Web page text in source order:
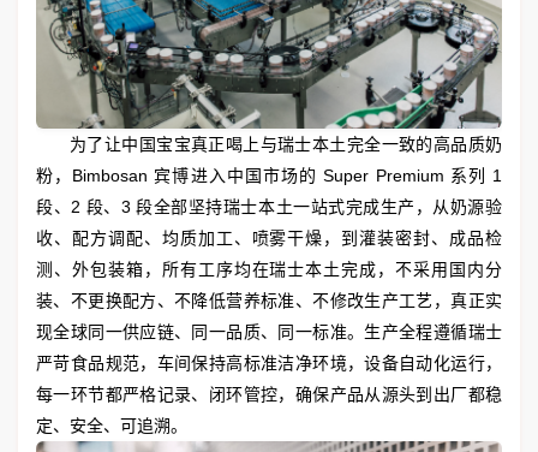
为了让中国宝宝真正喝上与瑞士本土完全一致的高品质奶
粉，Bimbosan 宾博进入中国市场的 Super Premium 系列 1
段、2 段、3 段全部坚持瑞士本土一站式完成生产，从奶源验
收、配方调配、均质加工、喷雾干燥，到灌装密封、成品检
测、外包装箱，所有工序均在瑞士本土完成，不采用国内分
装、不更换配方、不降低营养标准、不修改生产工艺，真正实
现全球同一供应链、同一品质、同一标准。生产全程遵循瑞士
严苛食品规范，车间保持高标准洁净环境，设备自动化运行，
每一环节都严格记录、闭环管控，确保产品从源头到出厂都稳
定、安全、可追溯。